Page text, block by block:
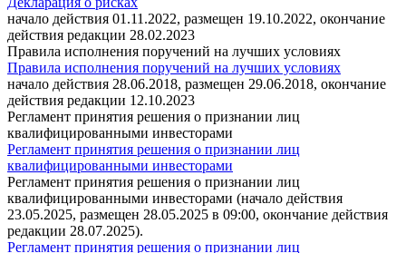
начало действия 01.11.2022, размещен 19.10.2022, окончание
действия редакции 28.02.2023
Правила исполнения поручений на лучших условиях
Правила исполнения поручений на лучших условиях
начало действия 28.06.2018, размещен 29.06.2018, окончание
действия редакции 12.10.2023
Регламент принятия решения о признании лиц
квалифицированными инвесторами
Регламент принятия решения о признании лиц
квалифицированными инвесторами
Регламент принятия решения о признании лиц
квалифицированными инвесторами (начало действия
23.05.2025, размещен 28.05.2025 в 09:00, окончание действия
редакции 28.07.2025).
Регламент принятия решения о признании лиц